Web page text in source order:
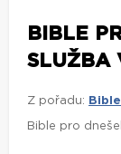
BIBLE
SLUŽBA
Z pořadu:
Bible pro